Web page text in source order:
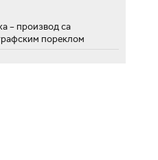
– производ са
пореклом